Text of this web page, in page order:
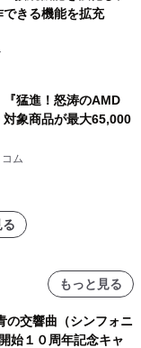
きる機能を拡充
猛進！怒涛のAMD
象商品が最大65,000
ム
もっと見る
の交響曲（シンフォニ
始１０周年記念キャ